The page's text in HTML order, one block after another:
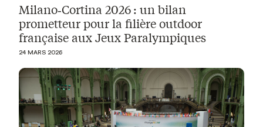
Milano‑Cortina 2026 : un bilan
prometteur pour la filière outdoor
française aux Jeux Paralympiques
24 MARS 2026